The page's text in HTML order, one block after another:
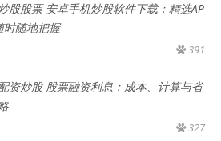
股股票 安卓手机炒股软件下载：精选AP
时随地把握
391
资炒股 股票融资利息：成本、计算与省
327